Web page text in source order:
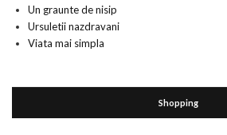
Un graunte de nisip
Ursuletii nazdravani
Viata mai simpla
Shopping